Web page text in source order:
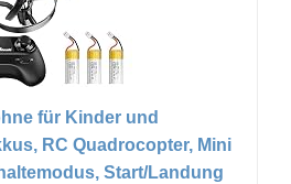
für Kinder und
RC Quadrocopter, Mini
Start/Landung